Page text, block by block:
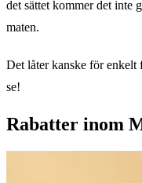
det sättet kommer det inte
maten.
Det låter kanske för enkelt
se!
Rabatter inom